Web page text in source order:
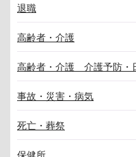
退職
高齢者・介護
高齢者・介護 介護予防・
事故・災害・病気
死亡・葬祭